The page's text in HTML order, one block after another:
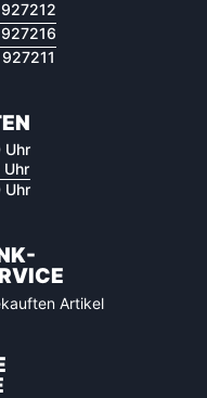
Uhr
Uhr
Artikel